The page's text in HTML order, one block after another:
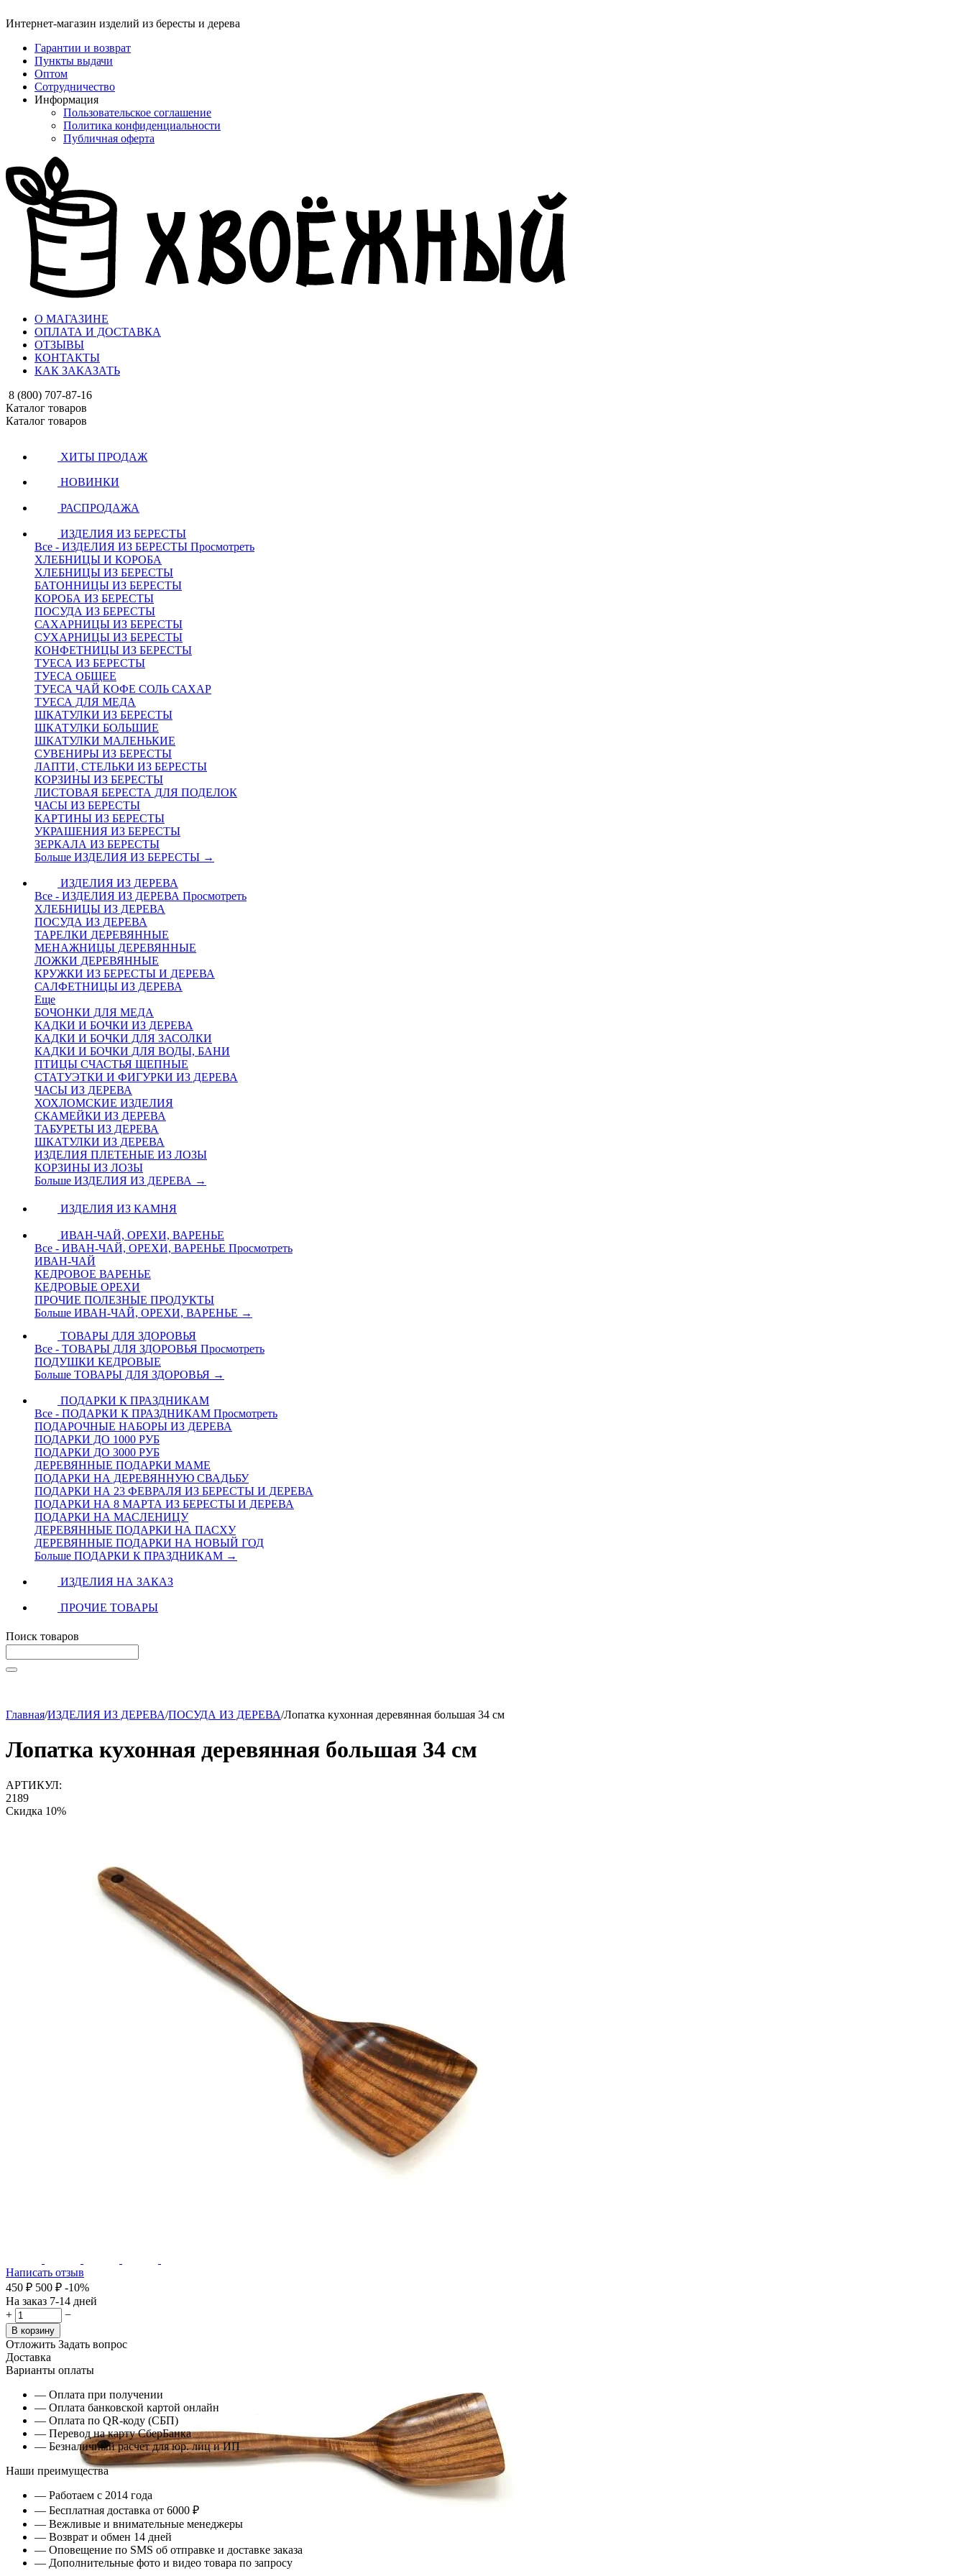
Интернет-магазин изделий из бересты и дерева
Гарантии и возврат
Пункты выдачи
Оптом
Сотрудничество
Информация
Пользовательское соглашение
Политика конфиденциальности
Публичная оферта
О МАГАЗИНЕ
ОПЛАТА И ДОСТАВКА
ОТЗЫВЫ
КОНТАКТЫ
КАК ЗАКАЗАТЬ
8 (800) 707-87-16
Каталог товаров
Каталог товаров
ХИТЫ ПРОДАЖ
НОВИНКИ
РАСПРОДАЖА
ИЗДЕЛИЯ ИЗ БЕРЕСТЫ
Все - ИЗДЕЛИЯ ИЗ БЕРЕСТЫ Просмотреть
ХЛЕБНИЦЫ И КОРОБА
ХЛЕБНИЦЫ ИЗ БЕРЕСТЫ
БАТОННИЦЫ ИЗ БЕРЕСТЫ
КОРОБА ИЗ БЕРЕСТЫ
ПОСУДА ИЗ БЕРЕСТЫ
САХАРНИЦЫ ИЗ БЕРЕСТЫ
СУХАРНИЦЫ ИЗ БЕРЕСТЫ
КОНФЕТНИЦЫ ИЗ БЕРЕСТЫ
ТУЕСА ИЗ БЕРЕСТЫ
ТУЕСА ОБЩЕЕ
ТУЕСА ЧАЙ КОФЕ СОЛЬ САХАР
ТУЕСА ДЛЯ МЕДА
ШКАТУЛКИ ИЗ БЕРЕСТЫ
ШКАТУЛКИ БОЛЬШИЕ
ШКАТУЛКИ МАЛЕНЬКИЕ
СУВЕНИРЫ ИЗ БЕРЕСТЫ
ЛАПТИ, СТЕЛЬКИ ИЗ БЕРЕСТЫ
КОРЗИНЫ ИЗ БЕРЕСТЫ
ЛИСТОВАЯ БЕРЕСТА ДЛЯ ПОДЕЛОК
ЧАСЫ ИЗ БЕРЕСТЫ
КАРТИНЫ ИЗ БЕРЕСТЫ
УКРАШЕНИЯ ИЗ БЕРЕСТЫ
ЗЕРКАЛА ИЗ БЕРЕСТЫ
Больше ИЗДЕЛИЯ ИЗ БЕРЕСТЫ →
ИЗДЕЛИЯ ИЗ ДЕРЕВА
Все - ИЗДЕЛИЯ ИЗ ДЕРЕВА Просмотреть
ХЛЕБНИЦЫ ИЗ ДЕРЕВА
ПОСУДА ИЗ ДЕРЕВА
ТАРЕЛКИ ДЕРЕВЯННЫЕ
МЕНАЖНИЦЫ ДЕРЕВЯННЫЕ
ЛОЖКИ ДЕРЕВЯННЫЕ
КРУЖКИ ИЗ БЕРЕСТЫ И ДЕРЕВА
САЛФЕТНИЦЫ ИЗ ДЕРЕВА
Еще
БОЧОНКИ ДЛЯ МЕДА
КАДКИ И БОЧКИ ИЗ ДЕРЕВА
КАДКИ И БОЧКИ ДЛЯ ЗАСОЛКИ
КАДКИ И БОЧКИ ДЛЯ ВОДЫ, БАНИ
ПТИЦЫ СЧАСТЬЯ ЩЕПНЫЕ
СТАТУЭТКИ И ФИГУРКИ ИЗ ДЕРЕВА
ЧАСЫ ИЗ ДЕРЕВА
ХОХЛОМСКИЕ ИЗДЕЛИЯ
СКАМЕЙКИ ИЗ ДЕРЕВА
ТАБУРЕТЫ ИЗ ДЕРЕВА
ШКАТУЛКИ ИЗ ДЕРЕВА
ИЗДЕЛИЯ ПЛЕТЕНЫЕ ИЗ ЛОЗЫ
КОРЗИНЫ ИЗ ЛОЗЫ
Больше ИЗДЕЛИЯ ИЗ ДЕРЕВА →
ИЗДЕЛИЯ ИЗ КАМНЯ
ИВАН-ЧАЙ, ОРЕХИ, ВАРЕНЬЕ
Все - ИВАН-ЧАЙ, ОРЕХИ, ВАРЕНЬЕ Просмотреть
ИВАН-ЧАЙ
КЕДРОВОЕ ВАРЕНЬЕ
КЕДРОВЫЕ ОРЕХИ
ПРОЧИЕ ПОЛЕЗНЫЕ ПРОДУКТЫ
Больше ИВАН-ЧАЙ, ОРЕХИ, ВАРЕНЬЕ →
ТОВАРЫ ДЛЯ ЗДОРОВЬЯ
Все - ТОВАРЫ ДЛЯ ЗДОРОВЬЯ Просмотреть
ПОДУШКИ КЕДРОВЫЕ
Больше ТОВАРЫ ДЛЯ ЗДОРОВЬЯ →
ПОДАРКИ К ПРАЗДНИКАМ
Все - ПОДАРКИ К ПРАЗДНИКАМ Просмотреть
ПОДАРОЧНЫЕ НАБОРЫ ИЗ ДЕРЕВА
ПОДАРКИ ДО 1000 РУБ
ПОДАРКИ ДО 3000 РУБ
ДЕРЕВЯННЫЕ ПОДАРКИ МАМЕ
ПОДАРКИ НА ДЕРЕВЯННУЮ СВАДЬБУ
ПОДАРКИ НА 23 ФЕВРАЛЯ ИЗ БЕРЕСТЫ И ДЕРЕВА
ПОДАРКИ НА 8 МАРТА ИЗ БЕРЕСТЫ И ДЕРЕВА
ПОДАРКИ НА МАСЛЕНИЦУ
ДЕРЕВЯННЫЕ ПОДАРКИ НА ПАСХУ
ДЕРЕВЯННЫЕ ПОДАРКИ НА НОВЫЙ ГОД
Больше ПОДАРКИ К ПРАЗДНИКАМ →
ИЗДЕЛИЯ НА ЗАКАЗ
ПРОЧИЕ ТОВАРЫ
Поиск товаров
Главная/ИЗДЕЛИЯ ИЗ ДЕРЕВА/ПОСУДА ИЗ ДЕРЕВА/Лопатка кухонная деревянная большая 34 см
Лопатка кухонная деревянная большая 34 см
АРТИКУЛ:
2189
Скидка 10%
Написать отзыв
‍450‍ ₽ ‍500‍ ₽ -10%
На заказ 7-14 дней
+
−
В корзину
Отложить Задать вопрос
Доставка
Варианты оплаты
— Оплата при получении
— Оплата банковской картой онлайн
— Оплата по QR-коду (СБП)
— Перевод на карту СберБанка
— Безналичный расчет для юр. лиц и ИП
Наши преимущества
— Работаем с 2014 года
— Бесплатная доставка от 6000 ₽
— Вежливые и внимательные менеджеры
— Возврат и обмен 14 дней
— Оповещение по SMS об отправке и доставке заказа
— Дополнительные фото и видео товара по запросу